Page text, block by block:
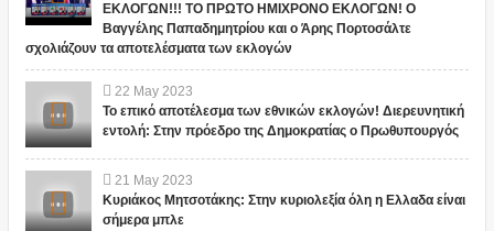
ΕΚΛΟΓΩΝ!!! ΤΟ ΠΡΩΤΟ ΗΜΙΧΡΟΝΟ ΕΚΛΟΓΩΝ! Ο
Βαγγέλης Παπαδημητρίου και ο Άρης Πορτοσάλτε
σχολιάζουν τα αποτελέσματα των εκλογών
22 May 2023
Το επικό αποτέλεσμα των εθνικών εκλογών! Διερευνητική
εντολή: Στην πρόεδρο της Δημοκρατίας ο Πρωθυπουργός
21 May 2023
Κυριάκος Μητσοτάκης: Στην κυριολεξία όλη η Ελλαδα είναι
σήμερα μπλε